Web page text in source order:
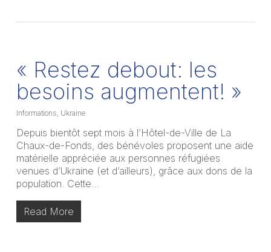
« Restez debout: les
besoins augmentent! »
Informations, Ukraine
Depuis bientôt sept mois à l’Hôtel-de-Ville de La
Chaux-de-Fonds, des bénévoles proposent une aide
matérielle appréciée aux personnes réfugiées
venues d’Ukraine (et d’ailleurs), grâce aux dons de la
population. Cette…
Read More